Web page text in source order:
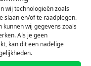
wij technologieën zoals
slaan en/of te raadplegen.
wij gegevens zoals
Als je geen
kan dit een nadelige
te